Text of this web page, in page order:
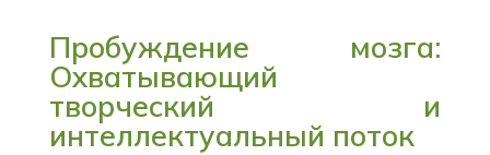
Пробуждение мозга:
Охватывающий
творческий и
интеллектуальный поток